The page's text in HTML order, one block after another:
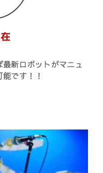
新ロボットがマニュ
です！！